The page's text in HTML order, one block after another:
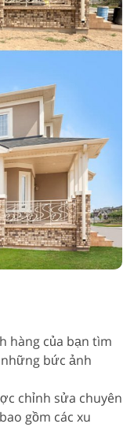
hàng của bạn tìm
bức ảnh
chỉnh sửa chuyên
gồm các xu